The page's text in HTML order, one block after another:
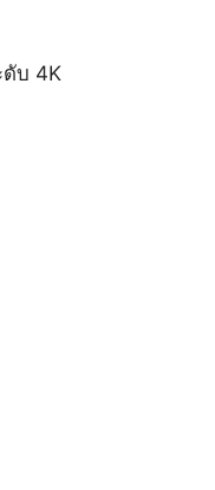
บ 4K